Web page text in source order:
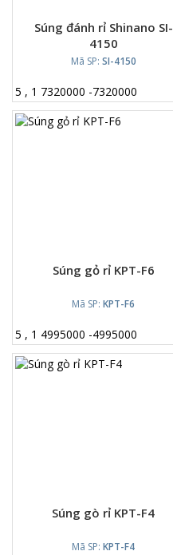
Súng đánh rỉ Shinano SI-
4150
Mã SP: SI-4150
5 , 1 7320000 -7320000
Súng gỏ rỉ KPT-F6
Mã SP: KPT-F6
5 , 1 4995000 -4995000
Súng gò rỉ KPT-F4
Mã SP: KPT-F4